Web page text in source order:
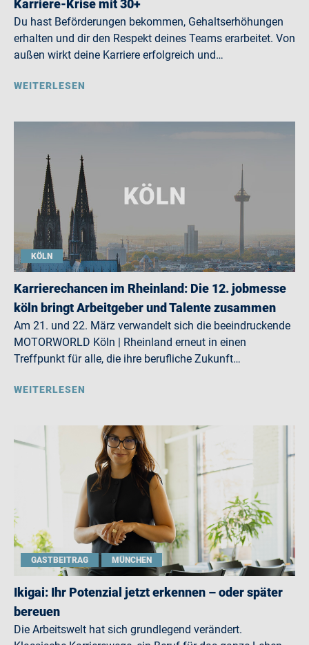
Karriere-Krise mit 30+
Du hast Beförderungen bekommen, Gehaltserhöhungen
erhalten und dir den Respekt deines Teams erarbeitet. Von
außen wirkt deine Karriere erfolgreich und…
WEITERLESEN
KÖLN
Karrierechancen im Rheinland: Die 12. jobmesse
köln bringt Arbeitgeber und Talente zusammen
Am 21. und 22. März verwandelt sich die beeindruckende
MOTORWORLD Köln | Rheinland erneut in einen
Treffpunkt für alle, die ihre berufliche Zukunft…
WEITERLESEN
GASTBEITRAG MÜNCHEN
Ikigai: Ihr Potenzial jetzt erkennen – oder später
bereuen
Die Arbeitswelt hat sich grundlegend verändert.